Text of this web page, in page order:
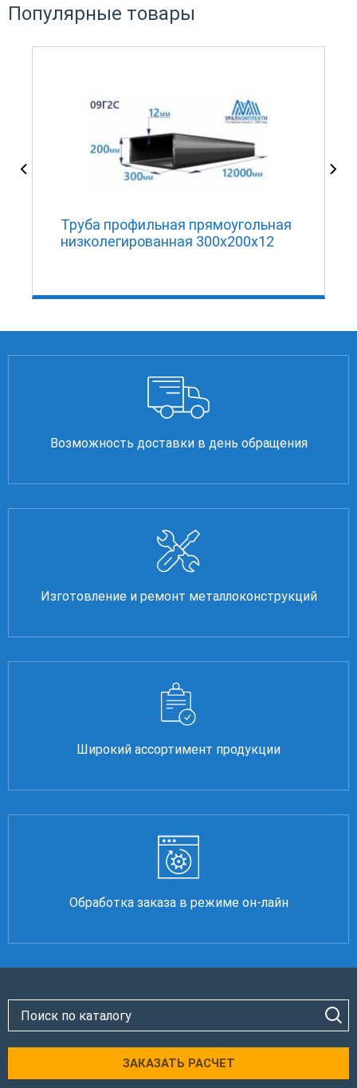
Популярные товары
Труба профильная прямоугольная
низколегированная 300х200х12
Возможность доставки в день обращения
Изготовление и ремонт металлоконструкций
Широкий ассортимент продукции
Обработка заказа в режиме он-лайн
ЗАКАЗАТЬ РАСЧЕТ